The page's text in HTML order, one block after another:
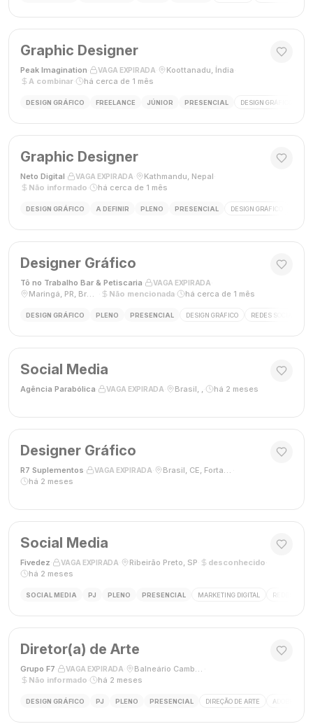
Graphic Designer
Peak Imagination VAGA EXPIRADA Koottanadu, Índia
A combinar
há cerca de 1 mês
DESIGN GRÁFICO FREELANCE JÚNIOR PRESENCIAL DESIGN GRÁFICO
Graphic Designer
Neto Digital VAGA EXPIRADA Kathmandu, Nepal
Não informado
há cerca de 1 mês
DESIGN GRÁFICO A DEFINIR PLENO PRESENCIAL DESIGN GRÁFICO
Designer Gráfico
Tô no Trabalho Bar & Petiscaria VAGA EXPIRADA
Maringá, PR, Brasil
Não mencionada há cerca de 1 mês
DESIGN GRÁFICO PLENO PRESENCIAL DESIGN GRÁFICO REDES SOCIAIS
Social Media
Agência Parabólica VAGA EXPIRADA Brasil, , há 2 meses
Designer Gráfico
R7 Suplementos VAGA EXPIRADA Brasil, CE, Fortaleza
há 2 meses
Social Media
Fivedez VAGA EXPIRADA Ribeirão Preto, SP desconhecido
há 2 meses
SOCIAL MEDIA PJ PLENO PRESENCIAL MARKETING DIGITAL REDES
Diretor(a) de Arte
Grupo F7 VAGA EXPIRADA Balneário Camboriú, SC, Brasil
Não informado
há 2 meses
DESIGN GRÁFICO PJ PLENO PRESENCIAL DIREÇÃO DE ARTE ADOBE